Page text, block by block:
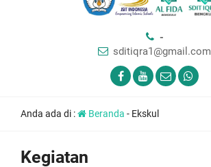
-
sditiqra1@gmail.com
Anda ada di : Beranda - Ekskul
Kegiatan